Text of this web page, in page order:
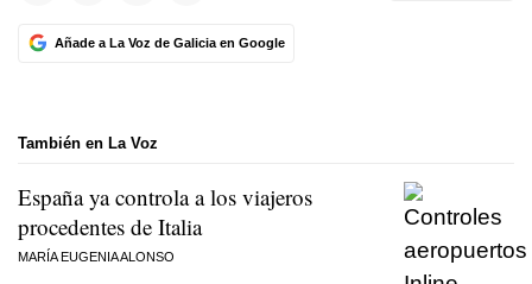
Añade a La Voz de Galicia en Google
También en La Voz
España ya controla a los viajeros
procedentes de Italia
MARÍA EUGENIA ALONSO